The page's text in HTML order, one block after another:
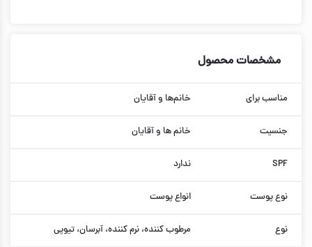
مشخصات محصول
مناسب برای خانم‌ها و آقایان
جنسیت خانم ها و آقایان
SPF ندارد
نوع پوست انواع پوست
نوع مرطوب کننده، نرم کننده، آبرسان، تیوپی